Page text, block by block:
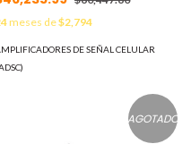
POTENCIA: Especial para
una Zona Celular en
Rurales o
Alejadas. 95
Potencia, 850 MHz. MOD:
meses de$2,794
DE SEÑAL CELULAR
AGOTADO